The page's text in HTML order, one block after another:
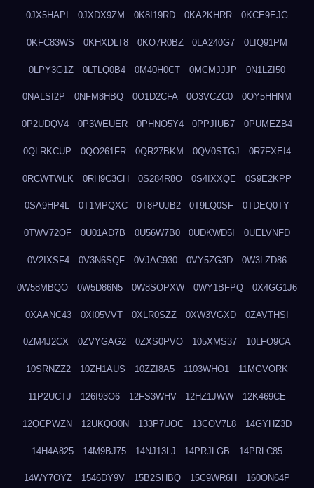
0JX5HAPI 0JXDX9ZM 0K8I19RD 0KA2KHRR 0KCE9EJG
0KFC83WS 0KHXDLT8 0KO7R0BZ 0LA240G7 0LIQ91PM
0LPY3G1Z 0LTLQ0B4 0M40H0CT 0MCMJJJP 0N1LZI50
0NALSI2P 0NFM8HBQ 0O1D2CFA 0O3VCZC0 0OY5HHNM
0P2UDQV4 0P3WEUER 0PHNO5Y4 0PPJIUB7 0PUMEZB4
0QLRKCUP 0QO261FR 0QR27BKM 0QV0STGJ 0R7FXEI4
0RCWTWLK 0RH9C3CH 0S284R8O 0S4IXXQE 0S9E2KPP
0SA9HP4L 0T1MPQXC 0T8PUJB2 0T9LQ0SF 0TDEQ0TY
0TWV72OF 0U01AD7B 0U56W7B0 0UDKWD5I 0UELVNFD
0V2IXSF4 0V3N6SQF 0VJAC930 0VY5ZG3D 0W3LZD86
0W58MBQO 0W5D86N5 0W8SOPXW 0WY1BFPQ 0X4GG1J6
0XAANC43 0XI05VVT 0XLR0SZZ 0XW3VGXD 0ZAVTHSI
0ZM4J2CX 0ZVYGAG2 0ZXS0PVO 105XMS37 10LFO9CA
10SRNZZ2 10ZH1AUS 10ZZI8A5 1103WHO1 11MGVORK
11P2UCTJ 126I93O6 12FS3WHV 12HZ1JWW 12K469CE
12QCPWZN 12UKQO0N 133P7UOC 13COV7L8 14GYHZ3D
14H4A825 14M9BJ75 14NJ13LJ 14PRJLGB 14PRLC85
14WY7OYZ 1546DY9V 15B2SHBQ 15C9WR6H 160ON64P